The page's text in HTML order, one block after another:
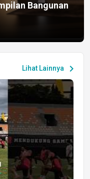
Bangunan
Lihat Lainnya chevron_right